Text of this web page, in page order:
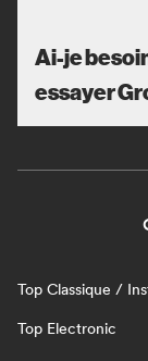
Ai-je
essayer
Top Classique /
Top Electronic